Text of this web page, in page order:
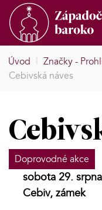
Úvod | Značky -
Cebivská náves
Doprovodné akce
sobota 29.
Cebiv, zámek